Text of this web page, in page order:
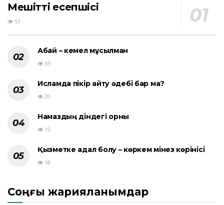
Мешіттің есепшісі
51
Абай – кемел мұсылман
35
Исламда пікір айту әдебі бар ма?
20
Намаздың діндегі орны
19
Қызметке адал болу – көркем мінез көрінісі
18
Соңғы жарияланымдар